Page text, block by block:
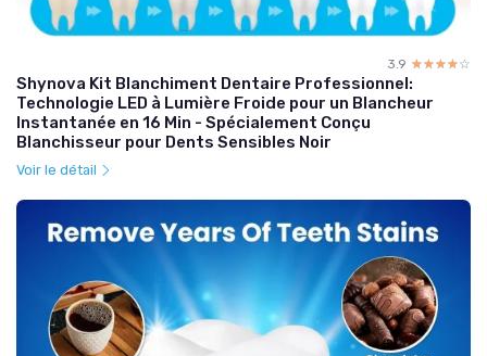
3.9 ☆☆☆☆☆
★★★★★
Shynova Kit Blanchiment Dentaire Professionnel:
Technologie LED à Lumière Froide pour un Blancheur
Instantanée en 16 Min - Spécialement Conçu
Blanchisseur pour Dents Sensibles Noir
Voir le détail